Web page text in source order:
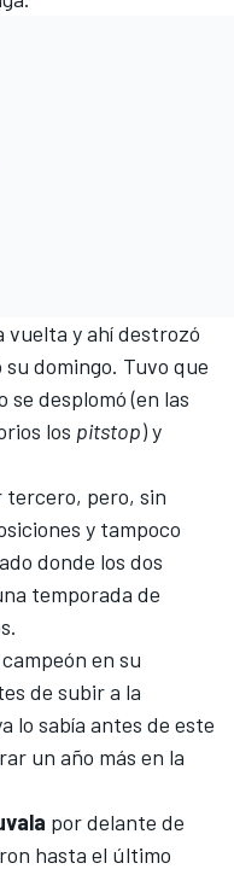
vuelta y ahí destrozó
domingo. Tuvo que
desplomó (en las
los pitstop) y
tercero, pero, sin
y tampoco
donde los dos
temporada de
en su
de subir a la
lo sabía antes de este
un año más en la
por delante de
hasta el último